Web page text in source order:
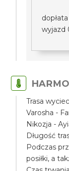
wyjazd
Trasa
Varosha -
Nikozja -
Długość
Podczas
posiłki, a